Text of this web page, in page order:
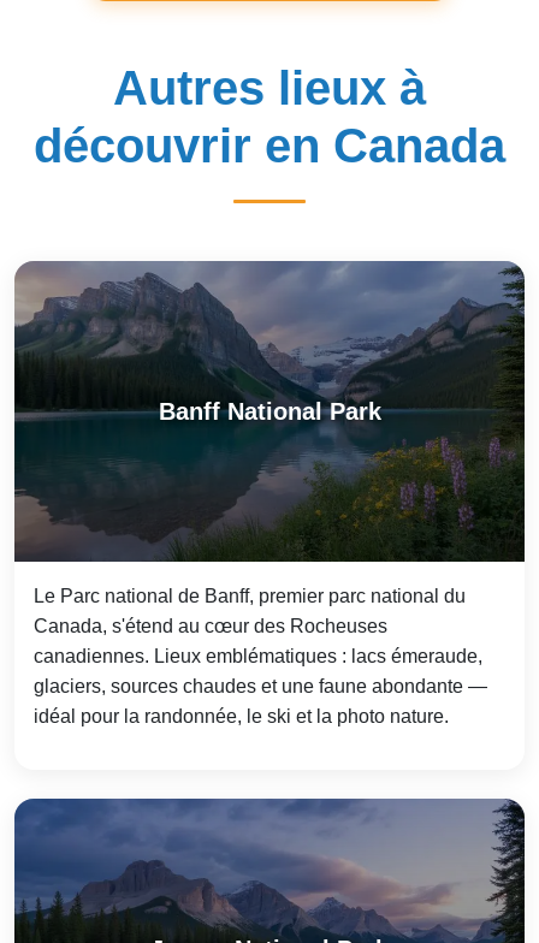
Autres lieux à
découvrir en Canada
Banff National Park
Le Parc national de Banff, premier parc national du
Canada, s'étend au cœur des Rocheuses
canadiennes. Lieux emblématiques : lacs émeraude,
glaciers, sources chaudes et une faune abondante —
idéal pour la randonnée, le ski et la photo nature.